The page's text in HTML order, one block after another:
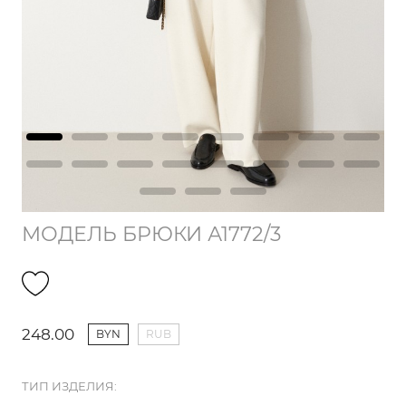
МОДЕЛЬ БРЮКИ А1772/3
248.00 BYN RUB
ТИП ИЗДЕЛИЯ: